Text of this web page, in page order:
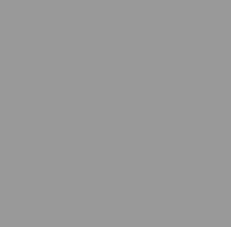
d'avis et